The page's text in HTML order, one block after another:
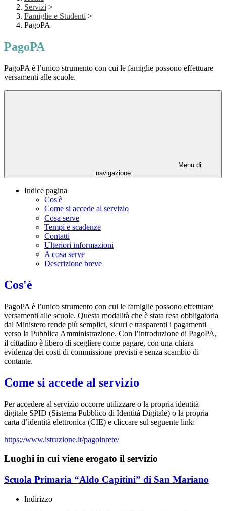
Servizi >
Famiglie e Studenti >
PagoPA
PagoPA
PagoPA è l’unico strumento con cui le famiglie possono effettuare
versamenti alle scuole.
Menu di
navigazione
Indice pagina
Cos'è
Come si accede al servizio
Cosa serve
Tempi e scadenze
Contatti
Ulteriori informazioni
A cosa serve
Descrizione breve
Cos'è
PagoPA è l’unico strumento con cui le famiglie possono effettuare
versamenti alle scuole. Questa modalità che è stata resa obbligatoria
dal Ministero rende più semplici, sicuri e trasparenti i pagamenti
verso la Pubblica Amministrazione. Con l’introduzione di PagoPA,
il cittadino è libero di scegliere come pagare, con una chiara
evidenza dei costi di commissione previsti e senza scambio di
contante.
Come si accede al servizio
Per accedere al servizio occorre utilizzare o la propria identità
digitale SPID (Sistema Pubblico di Identità Digitale) o la propria
carta d’identità elettronica (CIE) e cliccare sul seguente link:
https://www.istruzione.it/pagoinrete/
Luoghi in cui viene erogato il servizio
Scuola Primaria “Aldo Capitini” di San Mariano
Indirizzo